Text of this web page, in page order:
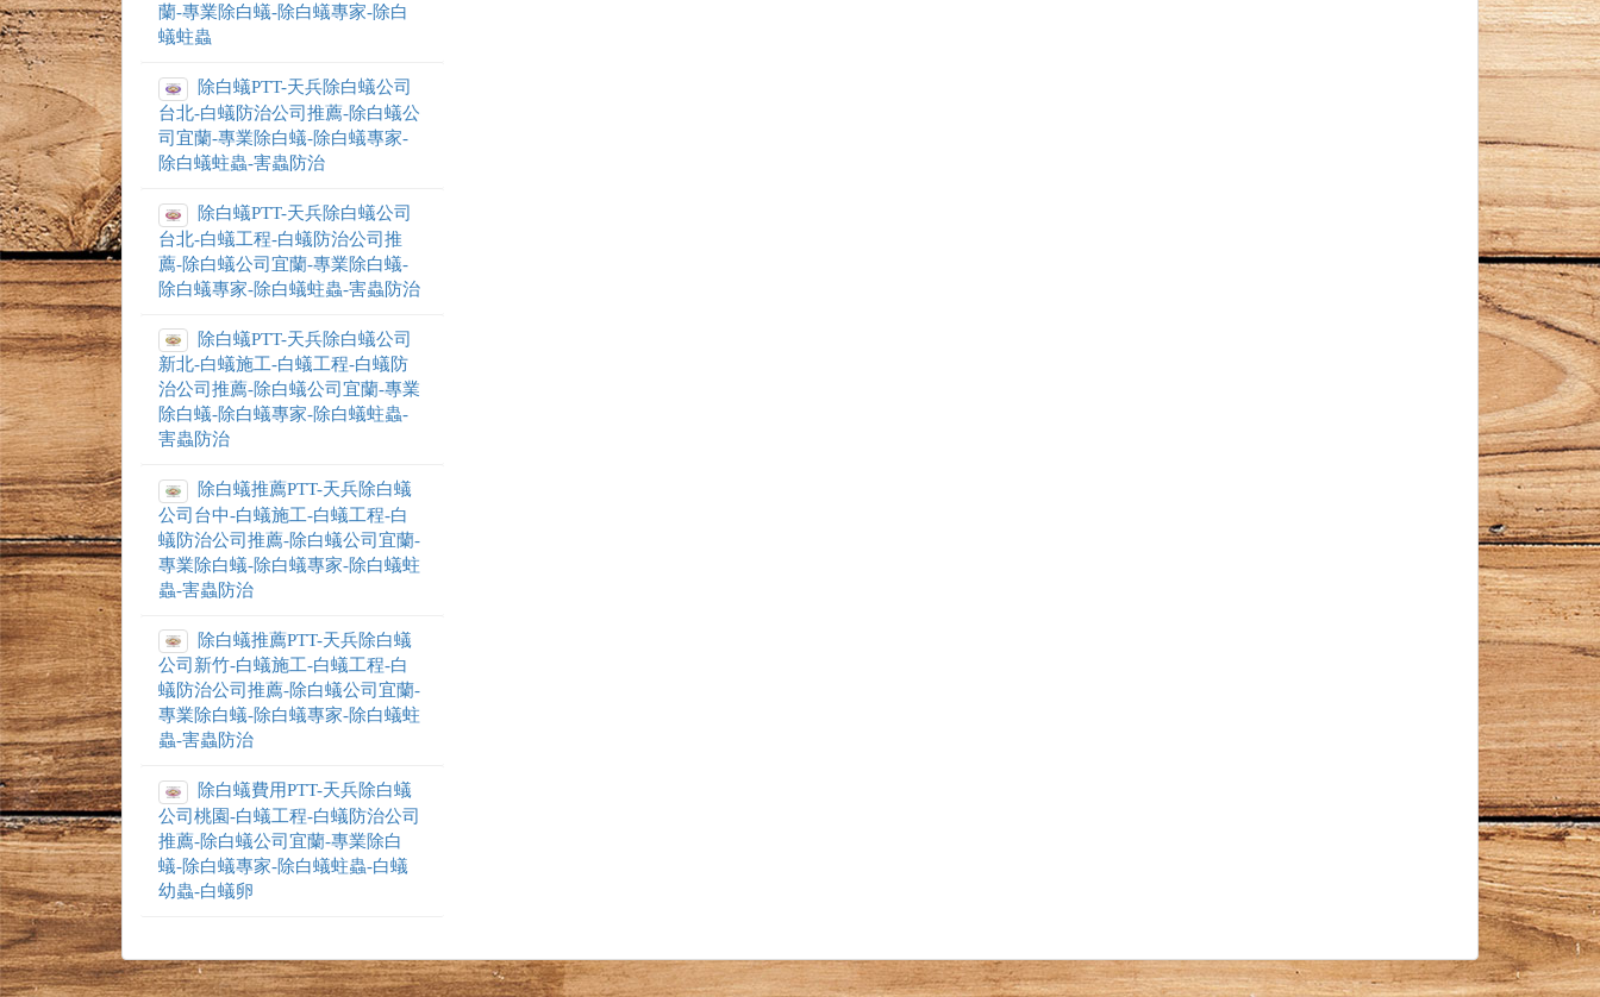
蘭-專業除白蟻-除白蟻專家-除白
蟻蛀蟲
除白蟻PTT-天兵除白蟻公司
台北-白蟻防治公司推薦-除白蟻公
司宜蘭-專業除白蟻-除白蟻專家-
除白蟻蛀蟲-害蟲防治
除白蟻PTT-天兵除白蟻公司
台北-白蟻工程-白蟻防治公司推
薦-除白蟻公司宜蘭-專業除白蟻-
除白蟻專家-除白蟻蛀蟲-害蟲防治
除白蟻PTT-天兵除白蟻公司
新北-白蟻施工-白蟻工程-白蟻防
治公司推薦-除白蟻公司宜蘭-專業
除白蟻-除白蟻專家-除白蟻蛀蟲-
害蟲防治
除白蟻推薦PTT-天兵除白蟻
公司台中-白蟻施工-白蟻工程-白
蟻防治公司推薦-除白蟻公司宜蘭-
專業除白蟻-除白蟻專家-除白蟻蛀
蟲-害蟲防治
除白蟻推薦PTT-天兵除白蟻
公司新竹-白蟻施工-白蟻工程-白
蟻防治公司推薦-除白蟻公司宜蘭-
專業除白蟻-除白蟻專家-除白蟻蛀
蟲-害蟲防治
除白蟻費用PTT-天兵除白蟻
公司桃園-白蟻工程-白蟻防治公司
推薦-除白蟻公司宜蘭-專業除白
蟻-除白蟻專家-除白蟻蛀蟲-白蟻
幼蟲-白蟻卵